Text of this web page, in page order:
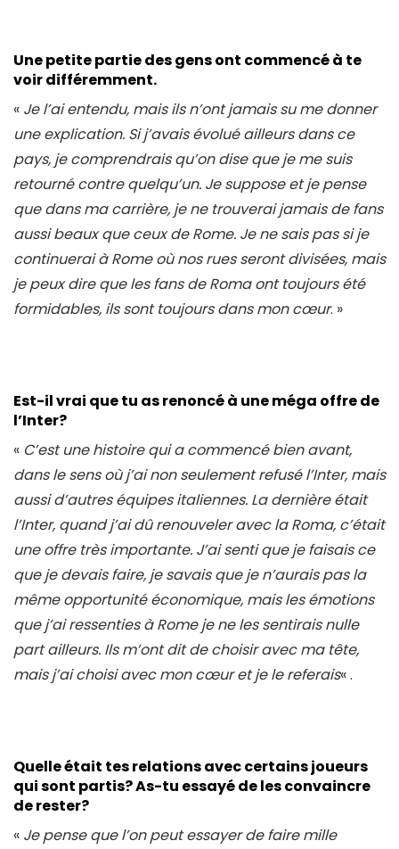
Une petite partie des gens ont commencé à te
voir différemment.
« Je l’ai entendu, mais ils n’ont jamais su me donner
une explication. Si j’avais évolué ailleurs dans ce
pays, je comprendrais qu’on dise que je me suis
retourné contre quelqu’un. Je suppose et je pense
que dans ma carrière, je ne trouverai jamais de fans
aussi beaux que ceux de Rome. Je ne sais pas si je
continuerai à Rome où nos rues seront divisées, mais
je peux dire que les fans de Roma ont toujours été
formidables, ils sont toujours dans mon cœur. »
Est-il vrai que tu as renoncé à une méga offre de
l’Inter?
« C’est une histoire qui a commencé bien avant,
dans le sens où j’ai non seulement refusé l’Inter, mais
aussi d’autres équipes italiennes. La dernière était
l’Inter, quand j’ai dû renouveler avec la Roma, c’était
une offre très importante. J’ai senti que je faisais ce
que je devais faire, je savais que je n’aurais pas la
même opportunité économique, mais les émotions
que j’ai ressenties à Rome je ne les sentirais nulle
part ailleurs. Ils m’ont dit de choisir avec ma tête,
mais j’ai choisi avec mon cœur et je le referais« .
Quelle était tes relations avec certains joueurs
qui sont partis? As-tu essayé de les convaincre
de rester?
« Je pense que l’on peut essayer de faire mille